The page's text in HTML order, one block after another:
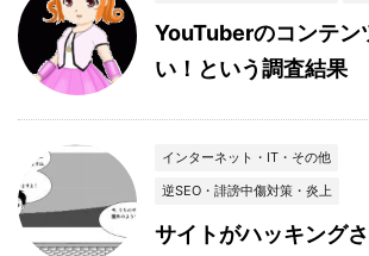
YouTuberのコンテン
い！という調査結果
インターネット・IT・その他
逆SEO・誹謗中傷対策・炎上
サイトがハッキング